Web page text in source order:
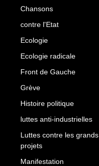
Chansons
contre l'Etat
Ecologie
Ecologie radicale
Front de Gauche
Grève
Histoire politique
luttes anti-industrielles
Luttes contre les grands
projets
Manifestation